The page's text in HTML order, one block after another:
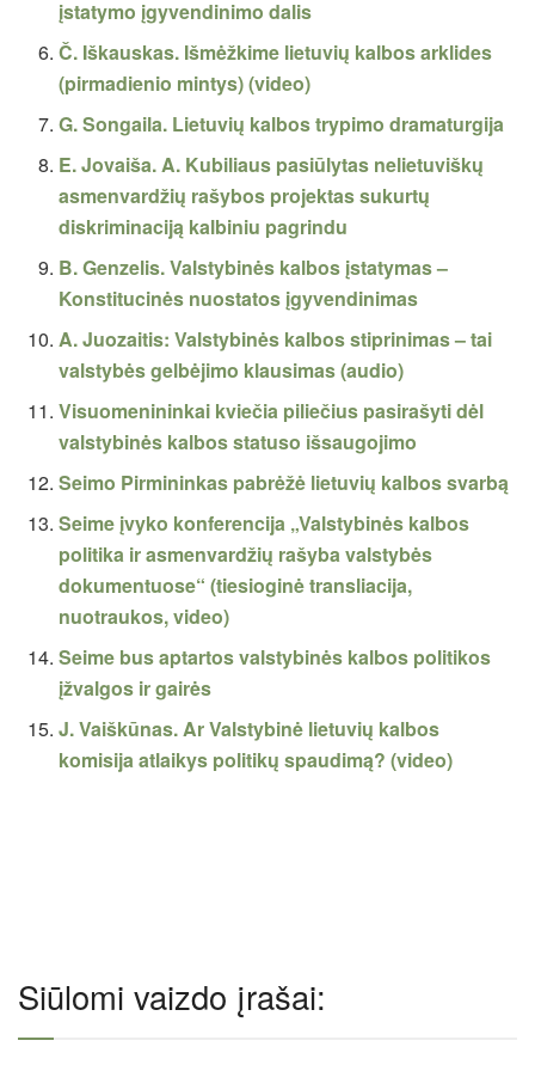
įstatymo įgyvendinimo dalis
Č. Iškauskas. Išmėžkime lietuvių kalbos arklides
(pirmadienio mintys) (video)
G. Songaila. Lietuvių kalbos trypimo dramaturgija
E. Jovaiša. A. Kubiliaus pasiūlytas nelietuviškų
asmenvardžių rašybos projektas sukurtų
diskriminaciją kalbiniu pagrindu
B. Genzelis. Valstybinės kalbos įstatymas –
Konstitucinės nuostatos įgyvendinimas
A. Juozaitis: Valstybinės kalbos stiprinimas – tai
valstybės gelbėjimo klausimas (audio)
Visuomenininkai kviečia piliečius pasirašyti dėl
valstybinės kalbos statuso išsaugojimo
Seimo Pirmininkas pabrėžė lietuvių kalbos svarbą
Seime įvyko konferencija „Valstybinės kalbos
politika ir asmenvardžių rašyba valstybės
dokumentuose“ (tiesioginė transliacija,
nuotraukos, video)
Seime bus aptartos valstybinės kalbos politikos
įžvalgos ir gairės
J. Vaiškūnas. Ar Valstybinė lietuvių kalbos
komisija atlaikys politikų spaudimą? (video)
Siūlomi vaizdo įrašai: